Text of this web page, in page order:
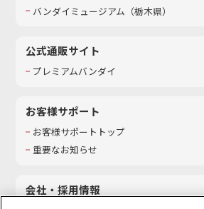
バンダイミュージアム（栃木県）
公式通販サイト
プレミアムバンダイ
お客様サポート
お客様サポートトップ
重要なお知らせ
会社・採用情報